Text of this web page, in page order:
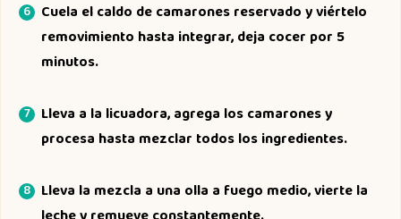
Cuela el caldo de camarones reservado y viértelo
removimiento hasta integrar, deja cocer por 5
minutos.
Lleva a la licuadora, agrega los camarones y
procesa hasta mezclar todos los ingredientes.
Lleva la mezcla a una olla a fuego medio, vierte la